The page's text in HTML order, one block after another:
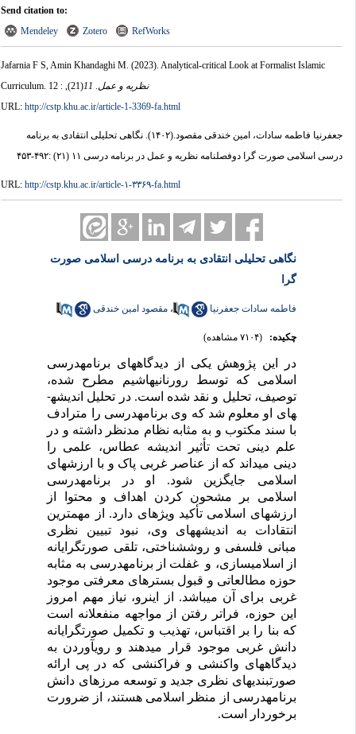
Send citation to:
Mendeley
Zotero RefWorks
Jafarnia F S, Amin Khandaghi M.(2023).Analytical-critical Look at Formalist Islamic
Curriculum.
نظریه و عمل.
11
(21)
, : 12
URL:http://cstp.khu.ac.ir/article-1-3369-fa.html
جعفرنیا فاطمه سادات، امین خندقی مقصود.(۱۴۰۲).
نگاهی تحلیلی انتقادی به برنامه
درسی اسلامی صورت گرا دوفصلنامه نظریه و عمل در برنامه درسی ۱۱ (۲۱) :۴۹۲-۴۵۳
URL:http://cstp.khu.ac.ir/article-۱-۳۳۶۹-fa.html
نگاهی تحلیلی انتقادی به برنامه درسی اسلامی صورت
گرا
فاطمه سادات جعفرنیا ،مقصود امین خندقی
چکیده: (۷۱۰۴ مشاهده)
در این پژوهش یکی از دیدگاه­های برنامه­درسی
اسلامی که توسط رورنانی­­هاشیم مطرح شده،
توصیف، تحلیل و نقد شده است. در تحلیل اندیشه­
های او معلوم شد که وی برنامه­درسی را مترادف
با سند مکتوب و به مثابه نظام مدنظر داشته و در
علم دینی تحت تأثیر اندیشه عطاس، علمی را
دینی می­داند که از عناصر غربی پاک و با ارزش­های
اسلامی جایگزین شود. او در برنامه­درسی
اسلامی بر مشحون کردن اهداف و محتوا از
ارزش­های اسلامی تأکید ویژه­ای دارد. از مهمترین
انتقادات به اندیشه­های وی، نبود تبیین نظری
مبانی فلسفی و روش­شناختی، تلقی صورت­گرایانه
از اسلامی­سازی، و غفلت از برنامه­درسی به مثابه
حوزه مطالعاتی و قبول بسترهای معرفتی موجود
غربی برای آن می­باشد. از اینرو، نیاز مهم امروز
این حوزه، فراتر رفتن از مواجهه منفعلانه است
که بنا را بر اقتباس، تهذیب و تکمیل صورت­گرایانه
دانش غربی موجود قرار می­دهند و روی­آوردن به
دیدگاه­های واکنشی و فراکنشی که در پی ارائه
صورت­بندی­های نظری جدید و توسعه مرزهای دانش
برنامه­درسی از منظر اسلامی هستند، از ضرورت
برخوردار است.